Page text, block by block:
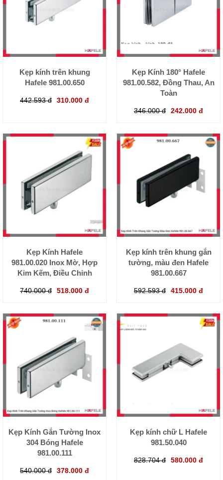
Kẹp kính trên khung
Hafele 981.00.650
442.593 đ 310.000 đ
Kẹp Kính 180° Hafele
981.00.582, Đồng Thau, An
Toàn
346.000 đ 242.000 đ
Kẹp Kính Hafele
981.00.020 Inox Mờ, Hợp
Kim Kẽm, Điều Chỉnh
740.000 đ 518.000 đ
Kẹp kính trên khung gắn
tường, màu đen Hafele
981.00.667
592.593 đ 415.000 đ
Kẹp Kính Gắn Tường Inox
304 Bóng Hafele
981.00.111
540.000 đ 378.000 đ
Kẹp kính chữ L Hafele
981.50.040
828.704 đ 580.000 đ